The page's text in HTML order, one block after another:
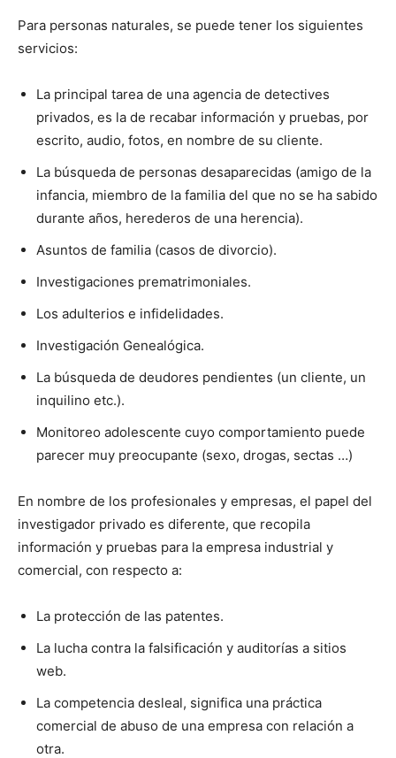
Para personas naturales, se puede tener los siguientes
servicios:
La principal tarea de una agencia de detectives
privados, es la de recabar información y pruebas, por
escrito, audio, fotos, en nombre de su cliente.
La búsqueda de personas desaparecidas (amigo de la
infancia, miembro de la familia del que no se ha sabido
durante años, herederos de una herencia).
Asuntos de familia (casos de divorcio).
Investigaciones prematrimoniales.
Los adulterios e infidelidades.
Investigación Genealógica.
La búsqueda de deudores pendientes (un cliente, un
inquilino etc.).
Monitoreo adolescente cuyo comportamiento puede
parecer muy preocupante (sexo, drogas, sectas …)
En nombre de los profesionales y empresas, el papel del
investigador privado es diferente, que recopila
información y pruebas para la empresa industrial y
comercial, con respecto a:
La protección de las patentes.
La lucha contra la falsificación y auditorías a sitios
web.
La competencia desleal, significa una práctica
comercial de abuso de una empresa con relación a
otra.